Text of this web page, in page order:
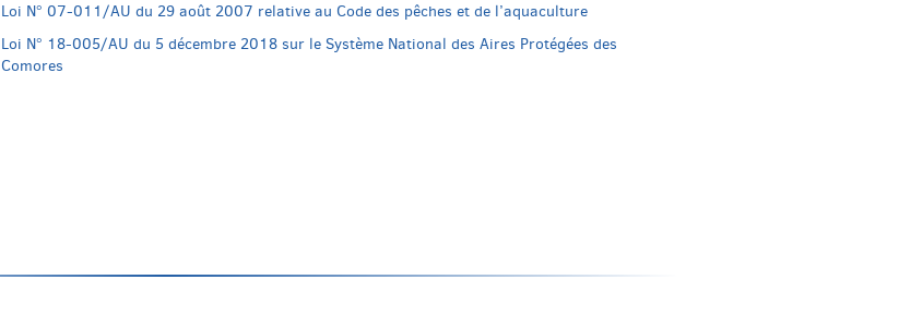
Loi N° 07-011/AU du 29 août 2007 relative au Code des pêches et de l’aquaculture
Loi N° 18-005/AU du 5 décembre 2018 sur le Système National des Aires Protégées des
Comores